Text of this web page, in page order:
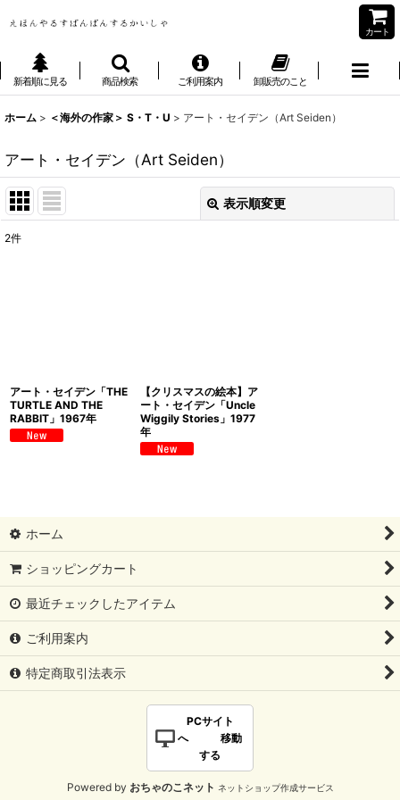
カート
新着順に見る 商品検索 ご利用案内 卸販売のこと
ホーム > ＜海外の作家＞ S・T・U > アート・セイデン（Art Seiden）
アート・セイデン（Art Seiden）
表示順変更
2件
アート・セイデン「THE
TURTLE AND THE
RABBIT」1967年
【クリスマスの絵本】ア
ート・セイデン「Uncle
Wiggily Stories」1977
年
ホーム
ショッピングカート
最近チェックしたアイテム
ご利用案内
特定商取引法表示
PCサイト
へ 移動
する
Powered by おちゃのこネット ネットショップ作成サービス